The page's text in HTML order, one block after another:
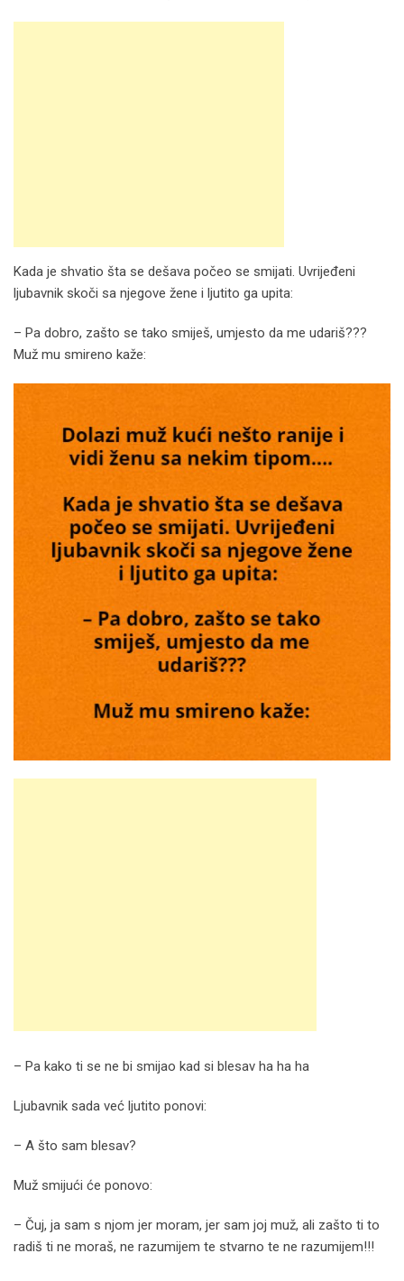
Kada je shvatio šta se dešava počeo se smijati. Uvrijeđeni
ljubavnik skoči sa njegove žene i ljutito ga upita:
– Pa dobro, zašto se tako smiješ, umjesto da me udariš???
Muž mu smireno kaže:
– Pa kako ti se ne bi smijao kad si blesav ha ha ha
Ljubavnik sada već ljutito ponovi:
– A što sam blesav?
Muž smijući će ponovo:
– Čuj, ja sam s njom jer moram, jer sam joj muž, ali zašto ti to
radiš ti ne moraš, ne razumijem te stvarno te ne razumijem!!!